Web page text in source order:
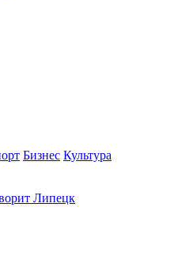
Бизнес Культура
Липецк